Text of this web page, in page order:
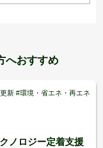
へおすすめ
新 #環境・省エネ・再エネ
ノロジー定着支援